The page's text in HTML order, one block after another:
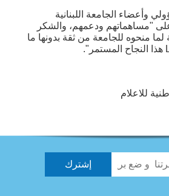
وأعضاء الجامعة اللبنانية
على "مساهماتهم ودعمهم، والشكر
لما منحوه للجامعة من ثقة بدونها ما
للاعلام